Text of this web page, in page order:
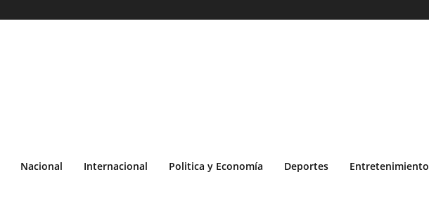
Nacional Internacional Politica y Economía Deportes Entretenimiento